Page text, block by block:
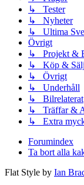
↳ Tester
↳ Nyheter
↳ Ultima
Övrigt
↳ Projekt &
↳ Köp & Sälj
↳ Övrigt
↳ Underhåll
↳ Bilrelaterat
↳ Träffar &
↳ Extra
Forumindex
Ta bort alla
Flat Style by Ian